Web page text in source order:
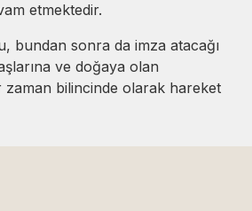
etmektedir.
bundan sonra da imza atacağı
ve doğaya olan
bilincinde olarak hareket